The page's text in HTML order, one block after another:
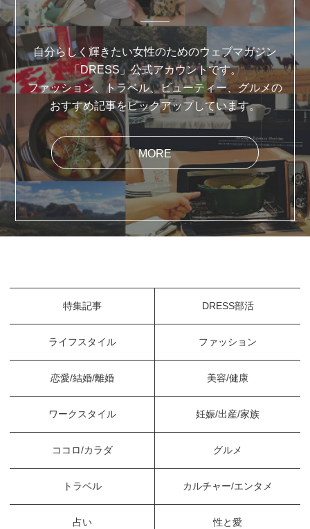
自分らしく輝きたい女性のためのウェブマガジン
「DRESS」公式アカウントです。
ファッション、トラベル、ビューティー、グルメの
おすすめ記事をピックアップしています。
MORE
特集記事 DRESS部活
ライフスタイル ファッション
恋愛/結婚/離婚 美容/健康
ワークスタイル 妊娠/出産/家族
ココロ/カラダ グルメ
トラベル カルチャー/エンタメ
占い 性と愛